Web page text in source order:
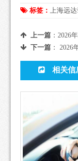
标签： 上海远
上一篇： 2026
下一篇： 2026
相关信